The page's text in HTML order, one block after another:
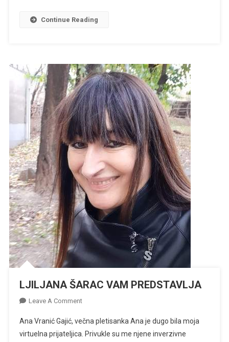
Continue Reading
LJILJANA ŠARAC VAM PREDSTAVLJA
Leave A CommentOn
ŠARAC
VAM
Ana Vranić Gajić, večna pletisanka Ana je dugo bila moja
virtuelna prijateljica. Privukle su me njene inverzivne